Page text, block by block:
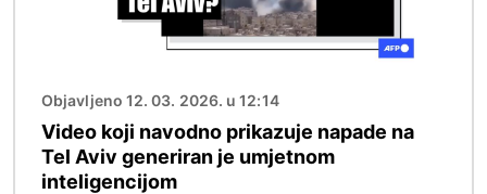
Objavljeno 12. 03. 2026. u 12:14
Video koji navodno prikazuje napade na
Tel Aviv generiran je umjetnom
inteligencijom